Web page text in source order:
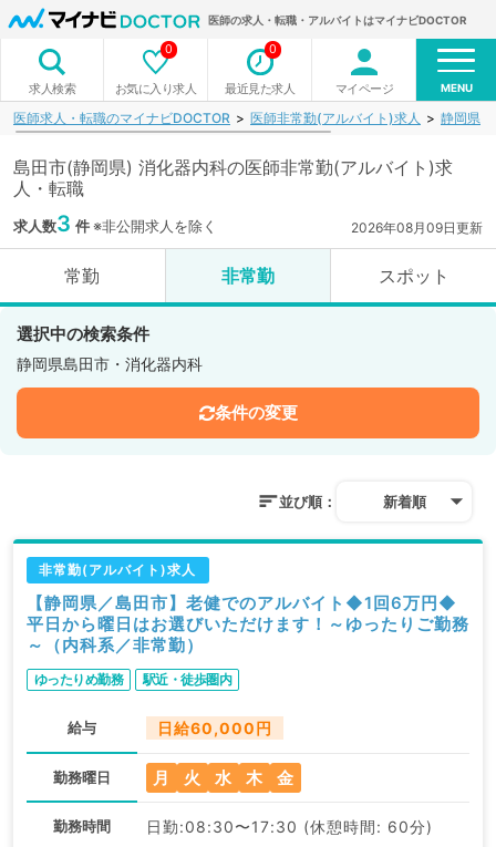
医師の求人・転職・アルバイトはマイナビDOCTOR
求人検索 お気に入り求人
0
最近見た求人
0
マイページ MENU
医師求人・転職のマイナビDOCTOR 医師非常勤(アルバイト)求人 静岡県
島田市(静岡県) 消化器内科の医師非常勤(アルバイト)求
人・転職
求人数3 件※非公開求人を除く 2026年08月09日更新
常勤 非常勤 スポット
選択中の検索条件
静岡県島田市・消化器内科
条件の変更
並び順： 新着順
非常勤(アルバイト)求人
【静岡県／島田市】老健でのアルバイト◆1回6万円◆
平日から曜日はお選びいただけます！～ゆったりご勤務
～（内科系／非常勤）
ゆったりめ勤務 駅近・徒歩圏内
給与 日給60,000円
勤務曜日 月 火 水 木 金
勤務時間 日勤:08:30〜17:30 (休憩時間: 60分)